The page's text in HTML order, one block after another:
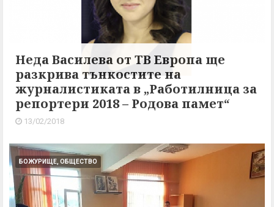
Неда Василева от ТВ Европа ще
разкрива тънкостите на
журналистиката в „Работилница за
репортери 2018 – Родова памет“
13/02/2018
БОЖУРИЩЕ, ОБЩЕСТВО